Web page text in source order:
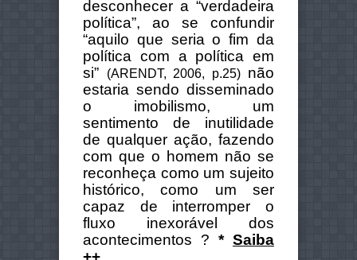
desconhecer a “verdadeira
política”, ao se confundir
“aquilo que seria o fim da
política com a política em
si”
(ARENDT, 2006, p.25)não
estaria sendo disseminado
o imobilismo, um
sentimento de inutilidade
de qualquer ação, fazendo
com que o homem não se
reconheça como um sujeito
histórico, como um ser
capaz de interromper o
fluxo inexorável dos
acontecimentos ? * Saiba